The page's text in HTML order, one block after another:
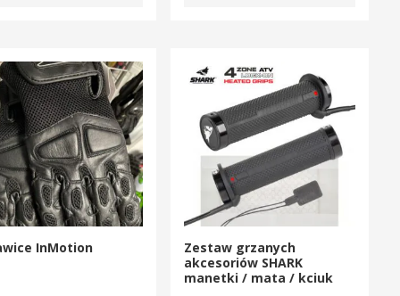
InMotion
Zestaw grzanych
akcesoriów SHARK
manetki / mata / kciuk